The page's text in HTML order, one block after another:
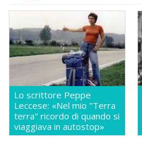
Lo scrittore Peppe
Leccese: «Nel mio "Terra
terra" ricordo di quando si
viaggiava in autostop»